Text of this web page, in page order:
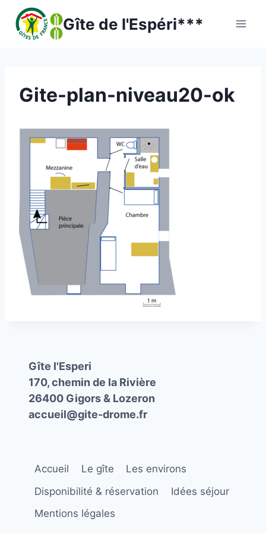
content
Gîte de l'Espéri***
Gite-plan-niveau20-ok
Gîte l'Esperi
170, chemin de la Rivière
26400 Gigors & Lozeron
accueil@gite-drome.fr
Accueil Le gîte
Les environs
Disponibilité & réservation
Idées séjour
Mentions légales